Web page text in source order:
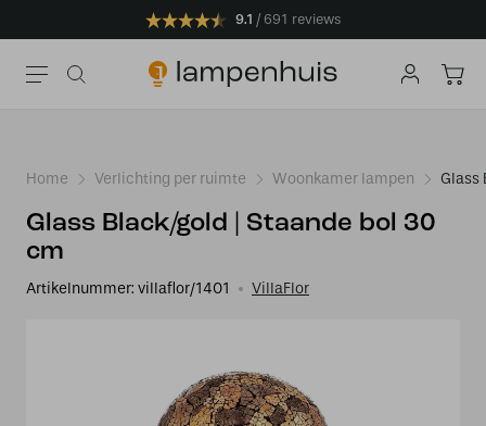
9.1 691 reviews
Home Verlichting per ruimte Woonkamer lampen Glass
Glass Black/gold | Staande bol 30
cm
Artikelnummer: villaflor/1401 VillaFlor